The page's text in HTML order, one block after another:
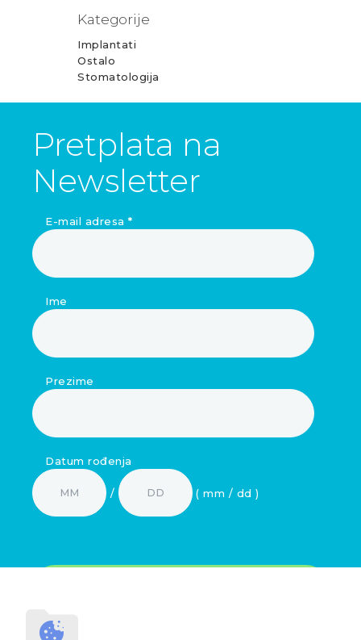
Kategorije
Implantati
Ostalo
Stomatologija
Pretplata na
Newsletter
E-mail adresa *
Ime
Prezime
Datum rođenja
/ ( mm / dd )